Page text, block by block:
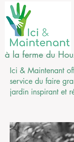
à la ferme du
Ici & Maintenant
service du faire
jardin inspirant et